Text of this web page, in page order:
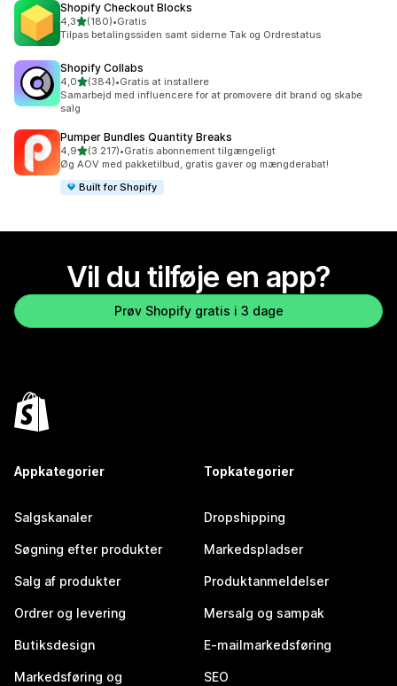
Shopify Checkout Blocks
4,3ud af 5 stjerner
(180)
180 anmeldelser i alt
•Gratis
Tilpas betalingssiden samt siderne Tak og Ordrestatus
Shopify Collabs
4,0ud af 5 stjerner
(384)
384 anmeldelser i alt
•Gratis at installere
Samarbejd med influencere for at promovere dit brand og skabe
salg
Pumper Bundles Quantity Breaks
4,9ud af 5 stjerner
(3.217)
3217 anmeldelser i alt
•Gratis abonnement tilgængeligt
Øg AOV med pakketilbud, gratis gaver og mængderabat!
Built for Shopify
Vil du tilføje en app?
Prøv Shopify gratis i 3 dage
Appkategorier
Salgskanaler
Søgning efter produkter
Salg af produkter
Ordrer og levering
Butiksdesign
Markedsføring og
Topkategorier
Dropshipping
Markedspladser
Produktanmeldelser
Mersalg og sampak
E-mailmarkedsføring
SEO